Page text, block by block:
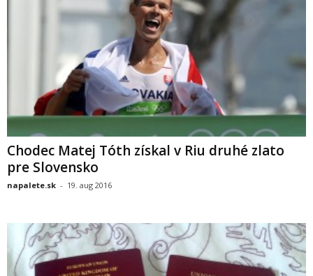
Chodec Matej Tóth získal v Riu druhé zlato
pre Slovensko
napalete.sk - 19. aug 2016